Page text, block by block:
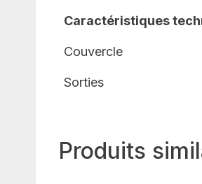
Caractéristiques
Couvercle
Sorties
Produits